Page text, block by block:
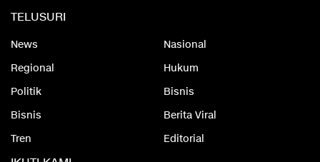
TELUSURI
News
Nasional
Regional
Hukum
Politik
Bisnis
Bisnis
Berita Viral
Tren
Editorial